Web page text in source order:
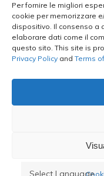
Per fornire le migliori
cookie per memorizzare
dispositivo. Il consenso a
elaborare dati come il
questo sito. This site is
Privacy Policy and Terms
facebook